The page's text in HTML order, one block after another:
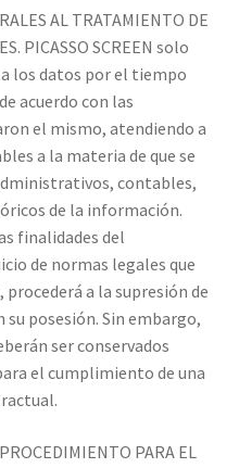
AL TRATAMIENTO DE
PICASSO SCREEN solo
los datos por el tiempo
acuerdo con las
el mismo, atendiendo a
a la materia de que se
contables,
de la información.
finalidades del
de normas legales que
a la supresión de
posesión. Sin embargo,
ser conservados
el cumplimiento de una
PARA EL